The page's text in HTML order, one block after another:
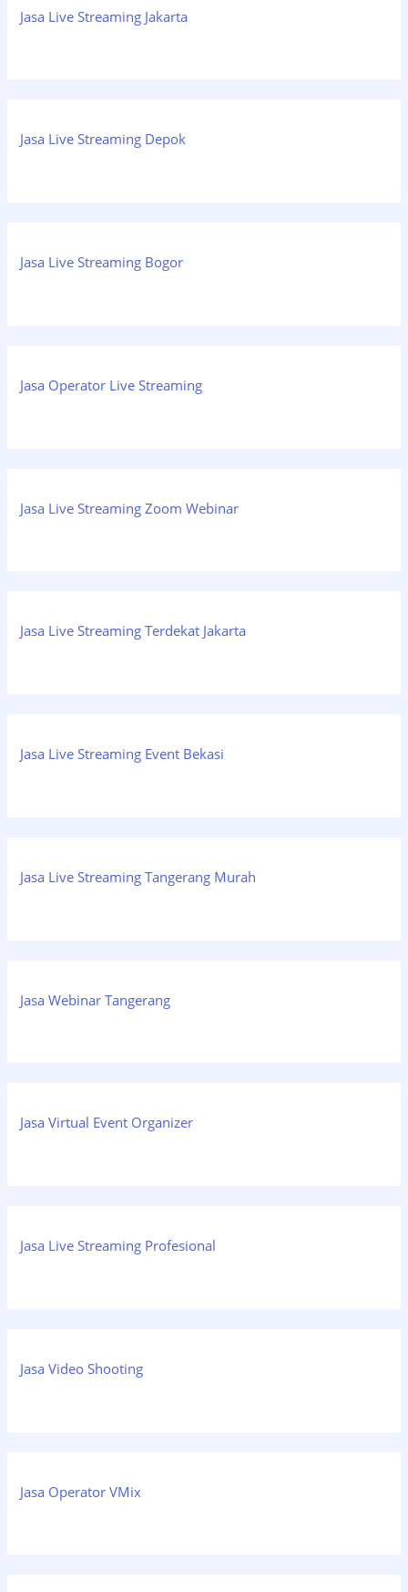
Jasa Live Streaming Jakarta
Jasa Live Streaming Depok
Jasa Live Streaming Bogor
Jasa Operator Live Streaming
Jasa Live Streaming Zoom Webinar
Jasa Live Streaming Terdekat Jakarta
Jasa Live Streaming Event Bekasi
Jasa Live Streaming Tangerang Murah
Jasa Webinar Tangerang
Jasa Virtual Event Organizer
Jasa Live Streaming Profesional
Jasa Video Shooting
Jasa Operator VMix